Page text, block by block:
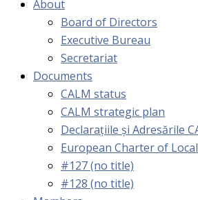
About
Board of Directors
Executive Bureau
Secretariat
Documents
CALM status
CALM strategic plan
Declarațiile și Adresările
European Charter of
#127 (no title)
#128 (no title)